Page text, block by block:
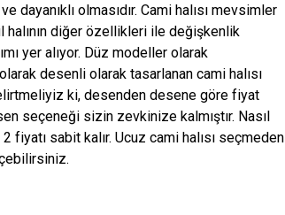
dayanıklı olmasıdır. Cami halısı mevsimler
halının diğer özellikleri ile değişkenlik
yer alıyor. Düz modeller olarak
desenli olarak tasarlanan cami halısı
ki, desenden desene göre fiyat
seçeneği sizin zevkinize kalmıştır. Nasıl
sabit kalır. Ucuz cami halısı seçmeden